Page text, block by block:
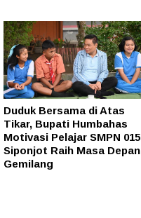
Duduk Bersama di Atas
Tikar, Bupati Humbahas
Motivasi Pelajar SMPN 015
Siponjot Raih Masa Depan
Gemilang